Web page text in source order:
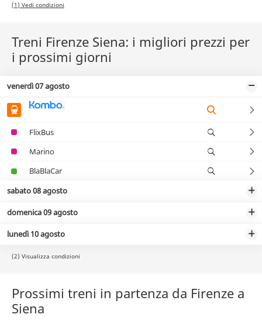
(1) Vedi condizioni
Treni Firenze Siena: i migliori prezzi per
i prossimi giorni
venerdì 07 agosto
FlixBus
Marino
BlaBlaCar
sabato 08 agosto
domenica 09 agosto
lunedì 10 agosto
(2) Visualizza condizioni
Prossimi treni in partenza da Firenze a
Siena